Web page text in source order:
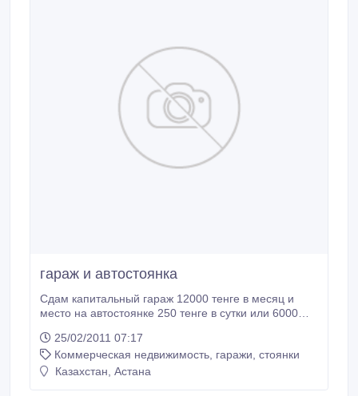
гараж и автостоянка
Сдам капитальный гараж 12000 тенге в месяц и
место на автостоянке 250 тенге в сутки или 6000
капитальным ограждением на Республике-Кенесары
32-63-03 8-702-164-44-15.
25/02/2011 07:17
Коммерческая недвижимость, гаражи, стоянки
Казахстан, Астана